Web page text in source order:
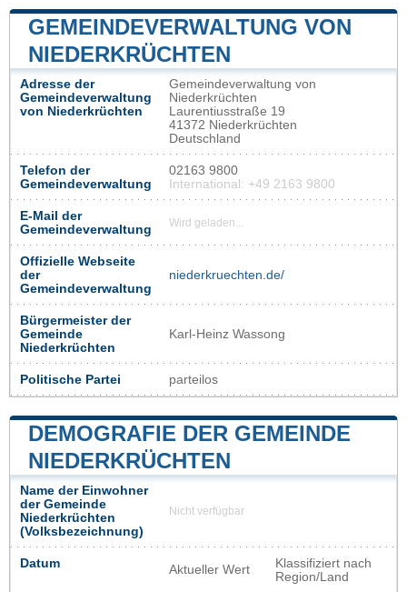
GEMEINDEVERWALTUNG VON
NIEDERKRÜCHTEN
Adresse der
Gemeindeverwaltung
von Niederkrüchten
Gemeindeverwaltung von
Niederkrüchten
Laurentiusstraße 19
41372 Niederkrüchten
Deutschland
Telefon der
Gemeindeverwaltung
02163 9800
International: +49 2163 9800
E-Mail der
Gemeindeverwaltung
Wird geladen...
Offizielle Webseite
der
Gemeindeverwaltung
niederkruechten.de/
Bürgermeister der
Gemeinde
Niederkrüchten
Karl-Heinz Wassong
Politische Partei parteilos
DEMOGRAFIE DER GEMEINDE
NIEDERKRÜCHTEN
Name der Einwohner
der Gemeinde
Niederkrüchten
(Volksbezeichnung)
Nicht verfügbar
Datum Aktueller Wert
Klassifiziert nach
Region/Land